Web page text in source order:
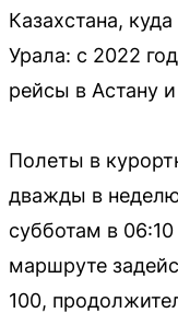
Казахстана,
Урала: с 2022
рейсы в Астану
Полеты в
дважды в
субботам в
маршруте
100,